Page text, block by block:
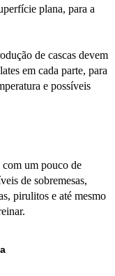
plana, para a
de cascas devem
em cada parte, para
e possíveis
com um pouco de
de sobremesas,
pirulitos e até mesmo